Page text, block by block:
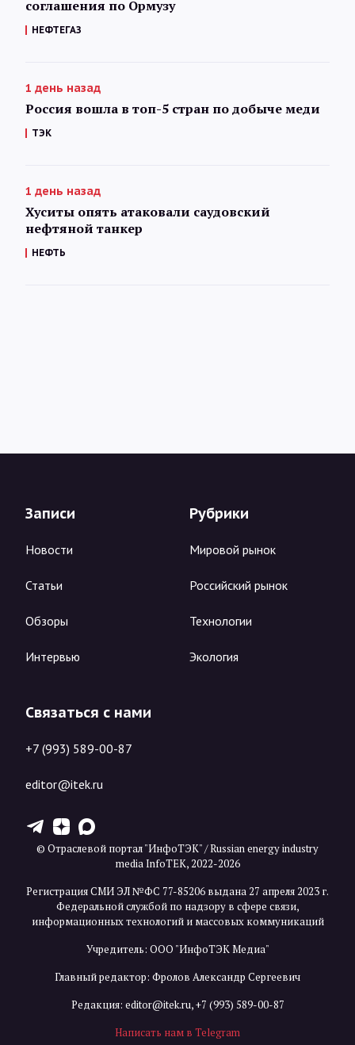
соглашения по Ормузу
НЕФТЕГАЗ
1 день назад
Россия вошла в топ-5 стран по добыче меди
ТЭК
1 день назад
Хуситы опять атаковали саудовский
нефтяной танкер
НЕФТЬ
Записи
Новости
Статьи
Обзоры
Интервью
Рубрики
Мировой рынок
Российский рынок
Технологии
Экология
Связаться с нами
+7 (993) 589-00-87
editor@itek.ru
T Z X
© Отраслевой портал "ИнфоТЭК" / Russian energy industry
media InfoTEK, 2022-2026
Регистрация СМИ ЭЛ №ФС 77-85206 выдана 27 апреля 2023 г.
Федеральной службой по надзору в сфере связи,
информационных технологий и массовых коммуникаций
Учредитель: ООО "ИнфоТЭК Медиа"
Главный редактор: Фролов Александр Сергеевич
Редакция: editor@itek.ru,+7 (993) 589-00-87
Написать нам в Telegram